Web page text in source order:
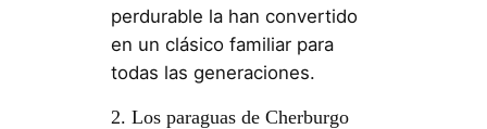
perdurable la han convertido
en un clásico familiar para
todas las generaciones.
2. Los paraguas de Cherburgo